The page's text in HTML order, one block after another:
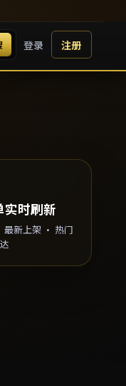
登录 注册
实时刷新
最新上架 · 热门